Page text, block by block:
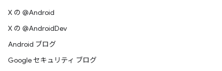
X の @Android
X の @AndroidDev
Android ブログ
Google セキュリティ ブログ